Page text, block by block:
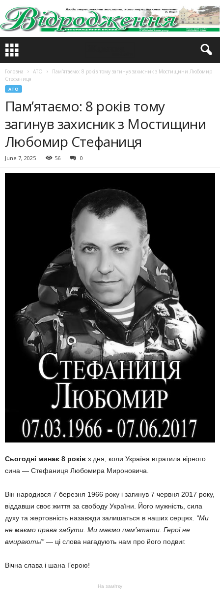
Головна АТО
Пам’ятаємо: 8 років тому загинув захисник з Мостищини Любомир
Стефаниця
АТО
Пам’ятаємо: 8 років тому
загинув захисник з Мостищини
Любомир Стефаниця
June 7, 2025 56 0
Сьогодні минає 8 років з дня, коли Україна втратила вірного
сина — Стефаниця Любомира Мироновича.
Він народився 7 березня 1966 року і загинув 7 червня 2017 року,
віддавши своє життя за свободу України. Його мужність, сила
духу та жертовність назавжди залишаться в наших серцях. “Ми
не маємо права забути. Ми маємо пам’ятати. Герої не
вмирають!” — ці слова нагадують нам про його подвиг.
Вічна слава і шана Герою!
На замітку